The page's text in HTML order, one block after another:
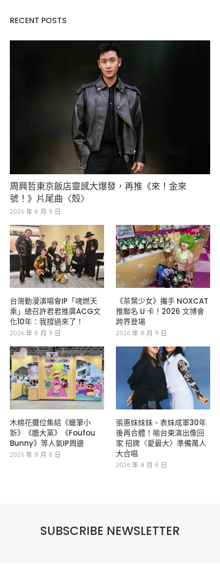
RECENT POSTS
周興哲東京飯店靈感大爆發，再推《來！金來
號！》片尾曲〈殼〉
2026 年 8 月 9 日
台灣動漫演唱會IP「魂燃天
乘」總召許君君推廣ACG文
化10年：我撐過來了！
2026 年 8 月 9 日
《茶葉少女》攜手 NOXCAT
推聯名 U 卡！2026 文博會
跨界登場
2026 年 8 月 9 日
木棉花攤位集結《蠟筆小
新》《膽大黨》《Foufou
Bunny》等人氣IP周邊
2026 年 8 月 8 日
張惠妹妹妹、表妹成軍30年
後再合體！喻台東演出像回
家 招牌〈愛最大〉準備萬人
大合唱
2026 年 8 月 8 日
SUBSCRIBE NEWSLETTER